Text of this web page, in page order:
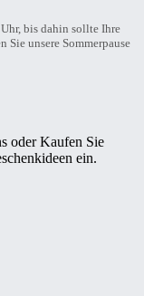
bis dahin sollte Ihre
Sie unsere Sommerpause
oder Kaufen Sie
ein.